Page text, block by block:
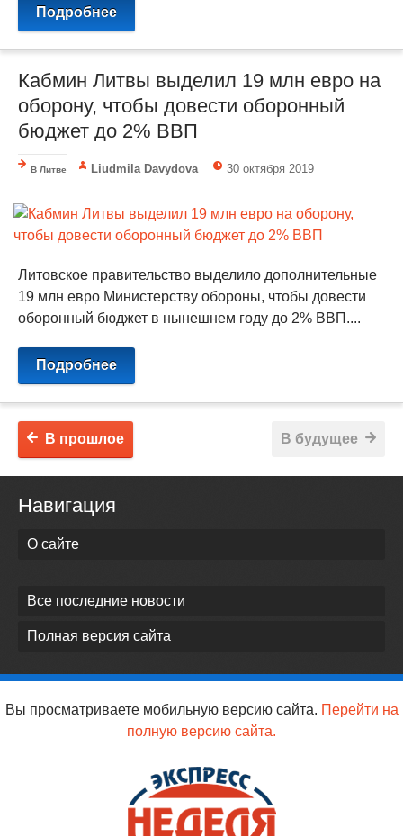
Подробнее
Кабмин Литвы выделил 19 млн евро на
оборону, чтобы довести оборонный
бюджет до 2% ВВП
В Литве Liudmila Davydova 30 октября 2019
Литовское правительство выделило дополнительные
19 млн евро Министерству обороны, чтобы довести
оборонный бюджет в нынешнем году до 2% ВВП....
Подробнее
В будущее
В прошлое
Навигация
О сайте
Все последние новости
Полная версия сайта
Вы просматриваете мобильную версию сайта. Перейти на
полную версию сайта.